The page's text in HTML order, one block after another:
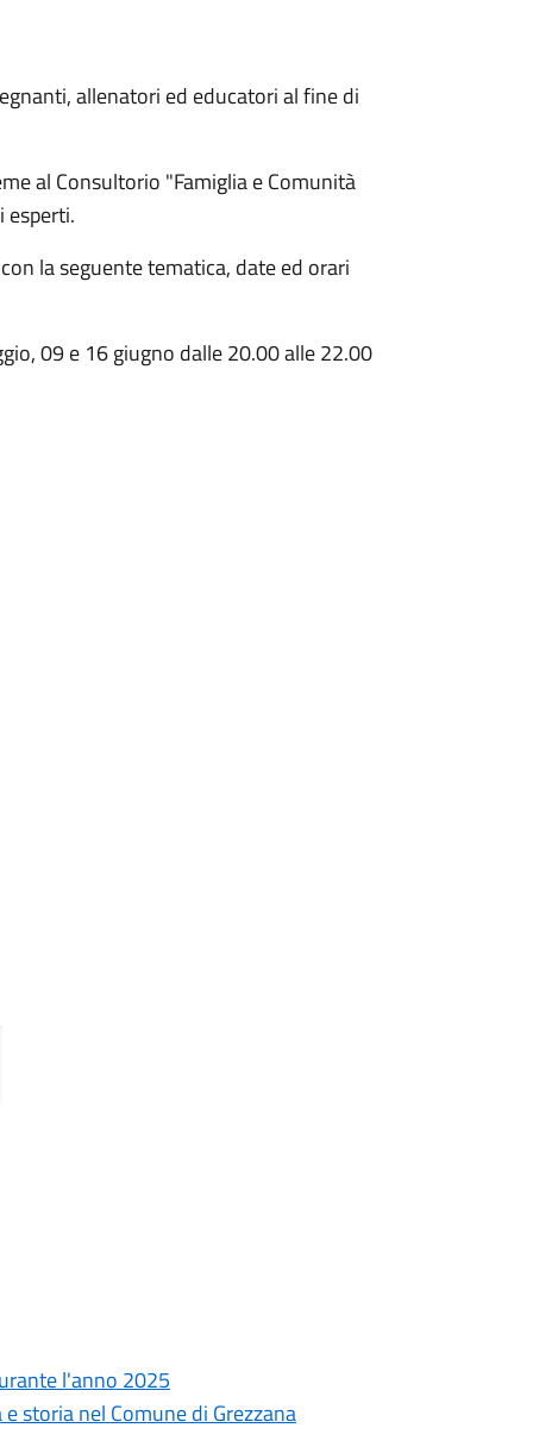
allenatori ed educatori al fine di
al Consultorio "Famiglia e Comunità
esperti.
la seguente tematica, date ed orari
09 e 16 giugno dalle 20.00 alle 22.00
l'anno 2025
storia nel Comune di Grezzana